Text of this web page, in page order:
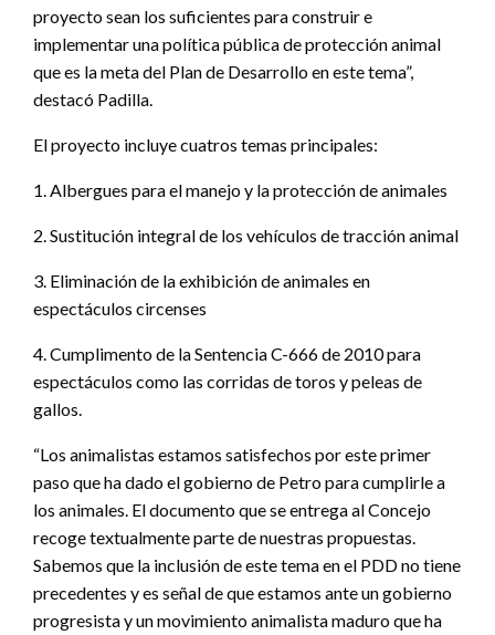
proyecto sean los suficientes para construir e
implementar una política pública de protección animal
que es la meta del Plan de Desarrollo en este tema”,
destacó Padilla.
El proyecto incluye cuatros temas principales:
1. Albergues para el manejo y la protección de animales
2. Sustitución integral de los vehículos de tracción animal
3. Eliminación de la exhibición de animales en
espectáculos circenses
4. Cumplimento de la Sentencia C-666 de 2010 para
espectáculos como las corridas de toros y peleas de
gallos.
“Los animalistas estamos satisfechos por este primer
paso que ha dado el gobierno de Petro para cumplirle a
los animales. El documento que se entrega al Concejo
recoge textualmente parte de nuestras propuestas.
Sabemos que la inclusión de este tema en el PDD no tiene
precedentes y es señal de que estamos ante un gobierno
progresista y un movimiento animalista maduro que ha